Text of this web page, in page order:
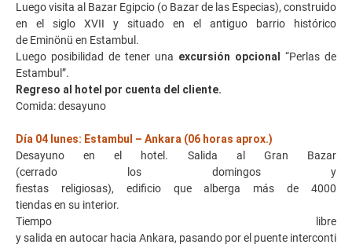
Luego visita al Bazar Egipcio (o Bazar de las Especias), construido
en el siglo XVII y situado en el antiguo barrio histórico
de Eminönü en Estambul.
Luego posibilidad de tener una excursión opcional
“Perlas de
Estambul”.
Regreso al hotel por cuenta del cliente.
Comida: desayuno
Día 04 lunes: Estambul – Ankara (06 horas aprox.)
Desayuno en el hotel. Salida al Gran Bazar
(cerrado los domingos y
fiestas religiosas), edificio que alberga más de 4000
tiendas en su interior.
Tiempo libre
y salida en autocar hacia Ankara, pasando por el puente